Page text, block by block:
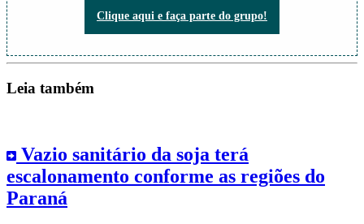
Clique aqui e faça parte do grupo!
Leia também
Vazio sanitário da soja terá
escalonamento conforme as regiões do
Paraná